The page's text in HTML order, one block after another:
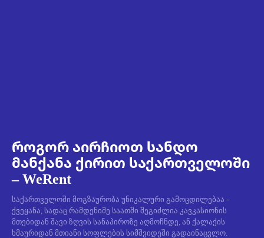
როგორ აირჩიოთ სანდო
მანქანა ქირით საქართველოში
– WeRent
საქართველოში მოგზაურობა უნიკალური გამოცდილებაა -
ქვეყანა, სადაც რამდენიმე საათში შეგიძლია კავკასიონის
მთებიდან შავი ზღვის სანაპიროზე აღმოჩნდე, ან ქალაქის
ხმაურიდან მთიანი სოფლების სიმშვიდეში გადაინაცვლო.